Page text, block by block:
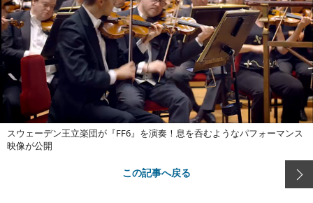
スウェーデン王立楽団が『FF6』を演奏！息を呑むようなパフォーマンス
映像が公開
この記事へ戻る